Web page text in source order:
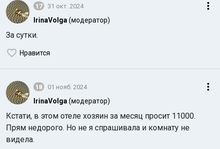
17 31 окт. 2024
IrinaVolga (модератор)
За сутки.
Нравится
18 01 нояб. 2024
IrinaVolga (модератор)
Кстати, в этом отеле хозяин за месяц просит 11000.
Прям недорого. Но не я спрашивала и комнату не
видела.